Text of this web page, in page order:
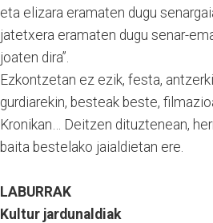
eta elizara eramaten dugu
jatetxera eramaten dugu senar-
joaten dira”.
Ezkontzetan ez ezik, festa,
gurdiarekin, besteak beste,
Kronikan… Deitzen dituztenean,
baita bestelako jaialdietan ere.
LABURRAK
Kultur jardunaldiak